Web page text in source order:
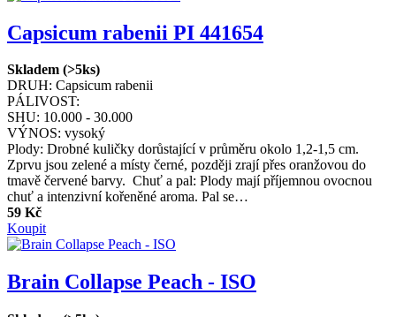
Capsicum rabenii PI 441654
Skladem (>5ks)
DRUH: Capsicum rabenii
PÁLIVOST:
SHU: 10.000 - 30.000
VÝNOS: vysoký
Plody: Drobné kuličky dorůstající v průměru okolo 1,2-1,5 cm.
Zprvu jsou zelené a místy černé, později zrají přes oranžovou do
tmavě červené barvy. Chuť a pal: Plody mají příjemnou ovocnou
chuť a intenzivní kořeněné aroma. Pal se…
59 Kč
Koupit
Brain Collapse Peach - ISO